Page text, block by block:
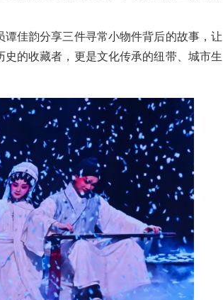
佳韵分享三件寻常小物件背后的故事，让
的收藏者，更是文化传承的纽带、城市生